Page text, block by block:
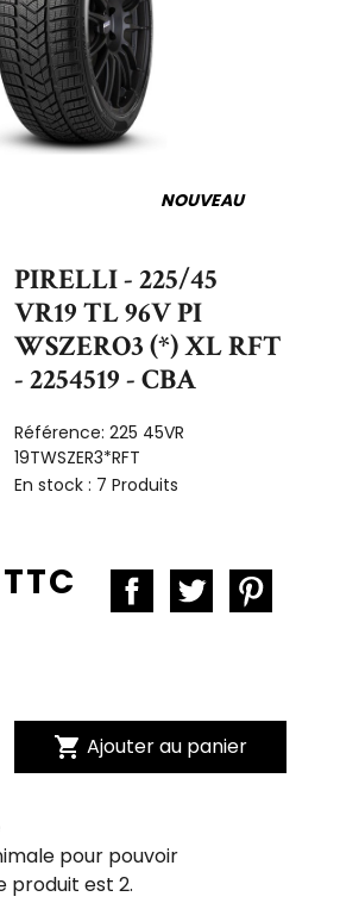
NOUVEAU
PIRELLI - 225/45
VR19 TL 96V PI
WSZERO3 (*) XL RFT
- 2254519 - CBA
Référence:225 45VR
19TWSZER3*RFT
En stock : 7 Produits
shopping_cart Ajouter au panier
pour pouvoir
produit est 2.